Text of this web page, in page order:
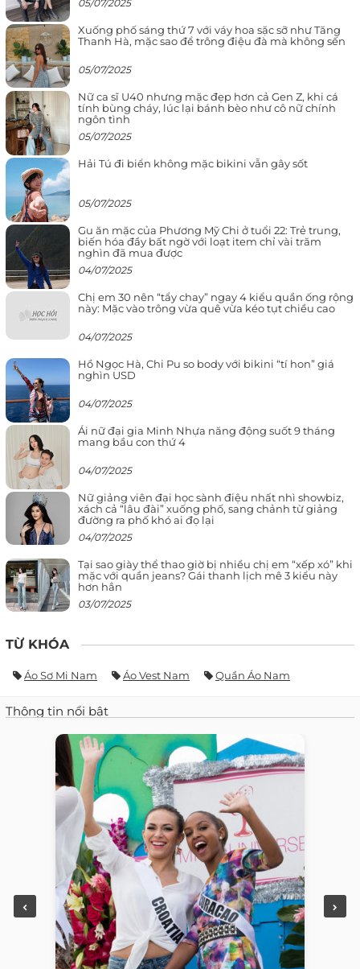
05/07/2025
Xuống phố sáng thứ 7 với váy hoa sặc sỡ như Tăng
Thanh Hà, mặc sao để trông điệu đà mà không sến
05/07/2025
Nữ ca sĩ U40 nhưng mặc đẹp hơn cả Gen Z, khi cá
tính bùng cháy, lúc lại bánh bèo như cô nữ chính
ngôn tình
05/07/2025
Hải Tú đi biển không mặc bikini vẫn gây sốt
05/07/2025
Gu ăn mặc của Phương Mỹ Chi ở tuổi 22: Trẻ trung,
biến hóa đầy bất ngờ với loạt item chỉ vài trăm
nghìn đã mua được
04/07/2025
Chị em 30 nên “tẩy chay” ngay 4 kiểu quần ống rộng
này: Mặc vào trông vừa quê vừa kéo tụt chiều cao
04/07/2025
Hồ Ngọc Hà, Chi Pu so body với bikini “tí hon” giá
nghìn USD
04/07/2025
Ái nữ đại gia Minh Nhựa năng động suốt 9 tháng
mang bầu con thứ 4
04/07/2025
Nữ giảng viên đại học sành điệu nhất nhì showbiz,
xách cả “lâu đài” xuống phố, sang chảnh từ giảng
đường ra phố khó ai đọ lại
04/07/2025
Tại sao giày thể thao giờ bị nhiều chị em “xếp xó” khi
mặc với quần jeans? Gái thanh lịch mê 3 kiểu này
hơn hẳn
03/07/2025
TỪ KHÓA
Áo Sơ Mi Nam Áo Vest Nam Quần Áo Nam
Thông tin nổi bật